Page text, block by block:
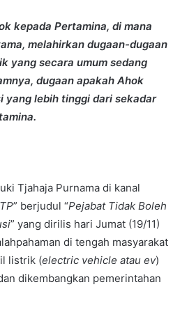
kepada Pertamina, di mana
melahirkan dugaan-dugaan
yang secara umum sedang
dugaan apakah Ahok
yang lebih tinggi dari sekadar
Tjahaja Purnama di kanal
” berjudul “Pejabat Tidak Boleh
” yang dirilis hari Jumat (19/11)
di tengah masyarakat
listrik (electric vehicle atau ev)
dikembangkan pemerintahan